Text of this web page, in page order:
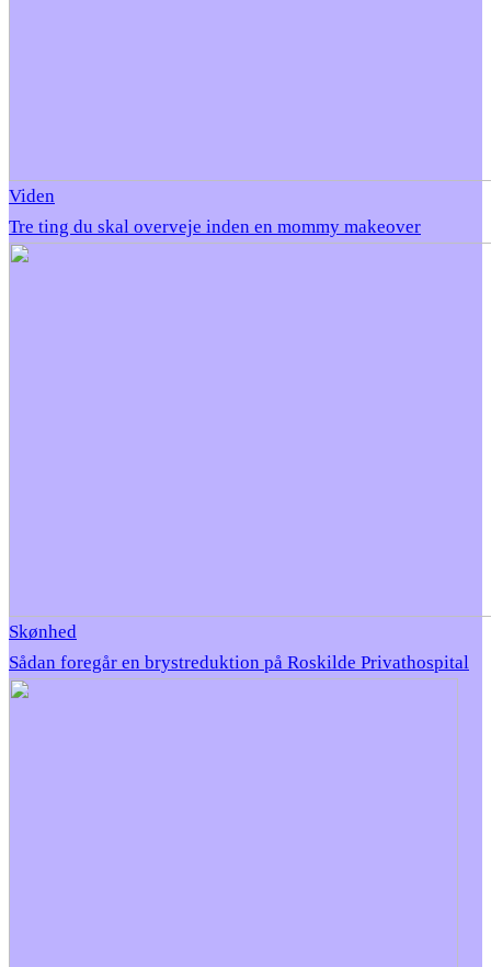
Viden
Tre ting du skal overveje inden en mommy makeover
Skønhed
Sådan foregår en brystreduktion på Roskilde Privathospital